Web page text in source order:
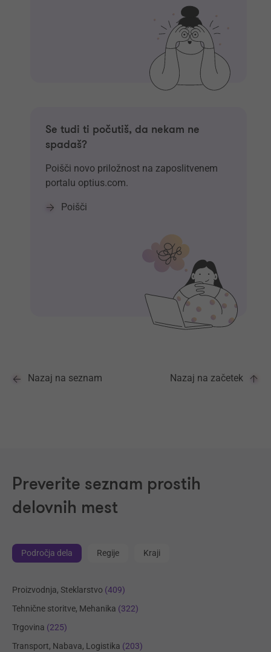
Se tudi ti počutiš, da nekam ne
spadaš?
Poišči novo priložnost na zaposlitvenem
portalu optius.com.
Poišči
Nazaj na seznam Nazaj na začetek
Preverite seznam prostih
delovnih mest
Področja dela Regije Kraji
Proizvodnja, Steklarstvo (409)
Tehnične storitve, Mehanika (322)
Trgovina (225)
Transport, Nabava, Logistika (203)